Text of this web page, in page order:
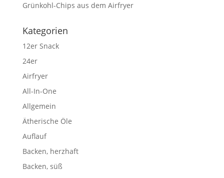
Grünkohl-Chips aus dem Airfryer
Kategorien
12er Snack
24er
Airfryer
All-In-One
Allgemein
Ätherische Öle
Auflauf
Backen, herzhaft
Backen, süß